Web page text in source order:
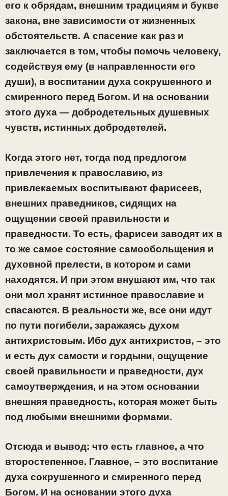
его к обрядам, внешним традициям и букве
закона, вне зависимости от жизненных
обстоятельств. А спасение как раз и
заключается в том, чтобы помочь человеку,
содействуя ему (в направленности его
души), в воспитании духа сокрушенного и
смиренного перед Богом. И на основании
этого духа — добродетельных душевных
чувств, истинных добродетелей.
Когда этого нет, тогда под предлогом
привлечения к православию, из
привлекаемых воспитывают фарисеев,
внешних праведников, сидящих на
ощущении своей правильности и
праведности. То есть, фарисеи заводят их в
то же самое состояние самообольщения и
духовной прелести, в котором и сами
находятся. И при этом внушают им, что так
они мол хранят истинное православие и
спасаются. В реальности же, все они идут
по пути погибели, заражаясь духом
антихристовым. Ибо дух антихристов, – это
и есть дух самости и гордыни, ощущение
своей правильности и праведности, дух
самоутверждения, и на этом основании
внешняя праведность, которая может быть
под любыми внешними формами.
Отсюда и вывод: что есть главное, а что
второстепенное. Главное, – это воспитание
духа сокрушенного и смиренного перед
Богом. И на основании этого духа